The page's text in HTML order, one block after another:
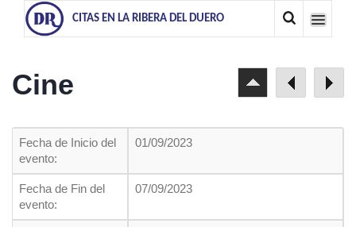
CITAS EN LA RIBERA DEL DUERO
Cine
Fecha de Inicio del
evento:
01/09/2023
Fecha de Fin del
evento:
07/09/2023